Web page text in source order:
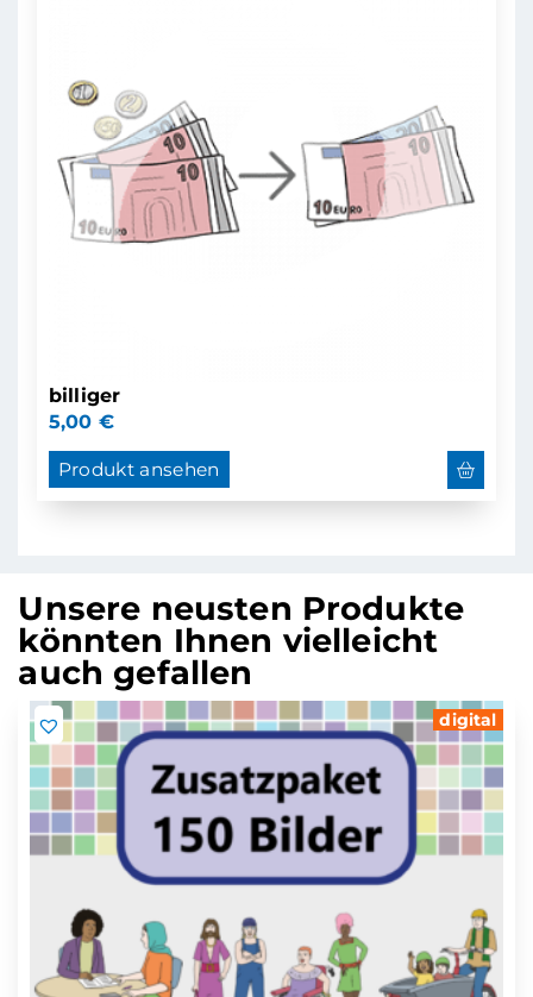
billiger
5,00 €
Produkt ansehen
Unsere neusten Produkte
könnten Ihnen vielleicht
auch gefallen
digital